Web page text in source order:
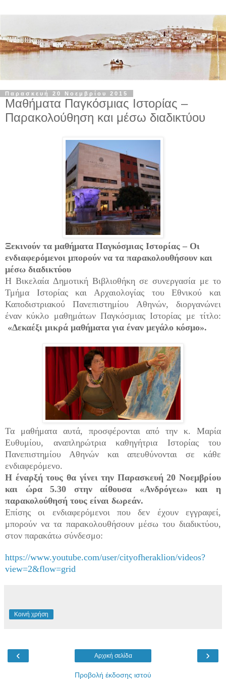
Παρασκευή 20 Νοεμβρίου 2015
Μαθήματα Παγκόσμιας Ιστορίας –
Παρακολούθηση και μέσω διαδικτύου
Ξεκινούν τα μαθήματα Παγκόσμιας Ιστορίας – Οι
ενδιαφερόμενοι μπορούν να τα παρακολουθήσουν και
μέσω διαδικτύου
Η Βικελαία Δημοτική Βιβλιοθήκη σε συνεργασία με το
Τμήμα Ιστορίας και Αρχαιολογίας του Εθνικού και
Καποδιστριακού Πανεπιστημίου Αθηνών, διοργανώνει
έναν κύκλο μαθημάτων Παγκόσμιας Ιστορίας με τίτλο:
«Δεκαέξι μικρά μαθήματα για έναν μεγάλο κόσμο».
Τα μαθήματα αυτά, προσφέρονται από την κ. Μαρία
Ευθυμίου, αναπληρώτρια καθηγήτρια Ιστορίας του
Πανεπιστημίου Αθηνών και απευθύνονται σε κάθε
ενδιαφερόμενο.
Η έναρξή τους θα γίνει την Παρασκευή 20 Νοεμβρίου
και ώρα 5.30 στην αίθουσα «Ανδρόγεω» και η
παρακολούθησή τους είναι δωρεάν.
Επίσης οι ενδιαφερόμενοι που δεν έχουν εγγραφεί,
μπορούν να τα παρακολουθήσουν μέσω του διαδικτύου,
στον παρακάτω σύνδεσμο:
https://www.youtube.com/user/cityofheraklion/videos?
view=2&flow=grid
Κοινή χρήση
‹ ›
Αρχική σελίδα
Προβολή έκδοσης ιστού